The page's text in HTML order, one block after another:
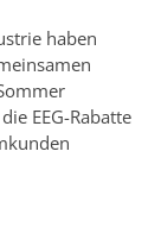
haben
EEG-Rabatte